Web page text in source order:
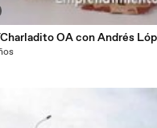
OA con Andrés